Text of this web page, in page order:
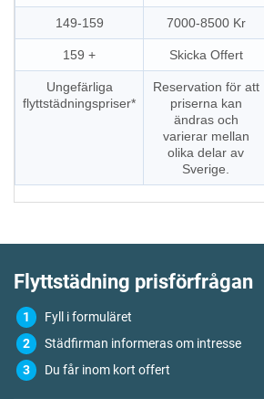
149-159 7000-8500 Kr
159 + Skicka Offert
Ungefärliga
flyttstädningspriser*
Reservation för att
priserna kan
ändras och
varierar mellan
olika delar av
Sverige.
Flyttstädning prisförfrågan
Fyll i formuläret
Städfirman informeras om intresse
Du får inom kort offert